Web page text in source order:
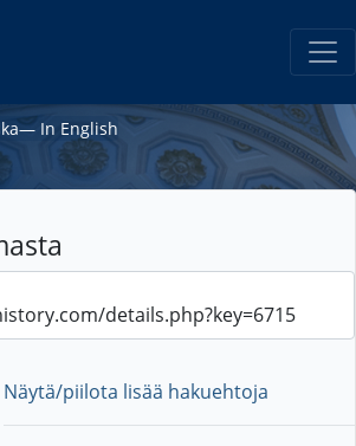
― In English
Näytä/piilota lisää hakuehtoja